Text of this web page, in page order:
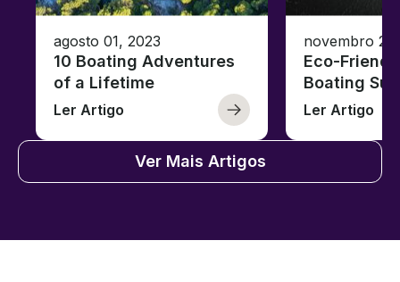
agosto 01, 2023
10 Boating Adventures
of a Lifetime
Ler Artigo
novembro
Eco-
Boating
Ler Artigo
Ver Mais Artigos